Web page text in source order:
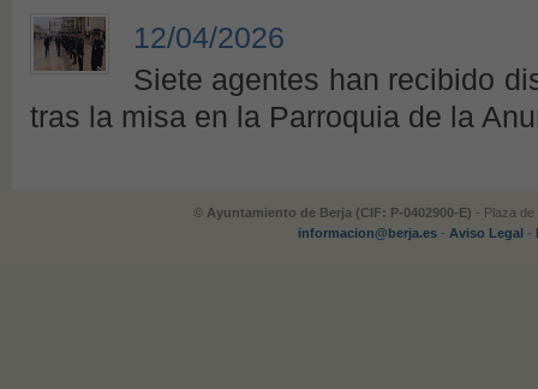
12/04/2026
Siete agentes han recibido
tras la misa en la Parroquia de la
© Ayuntamiento de Berja (CIF: P-0402900-E) - Plaza
informacion@berja.es - Aviso Legal -